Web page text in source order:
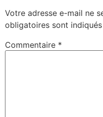
Votre adresse e-mail ne
obligatoires sont
Commentaire *